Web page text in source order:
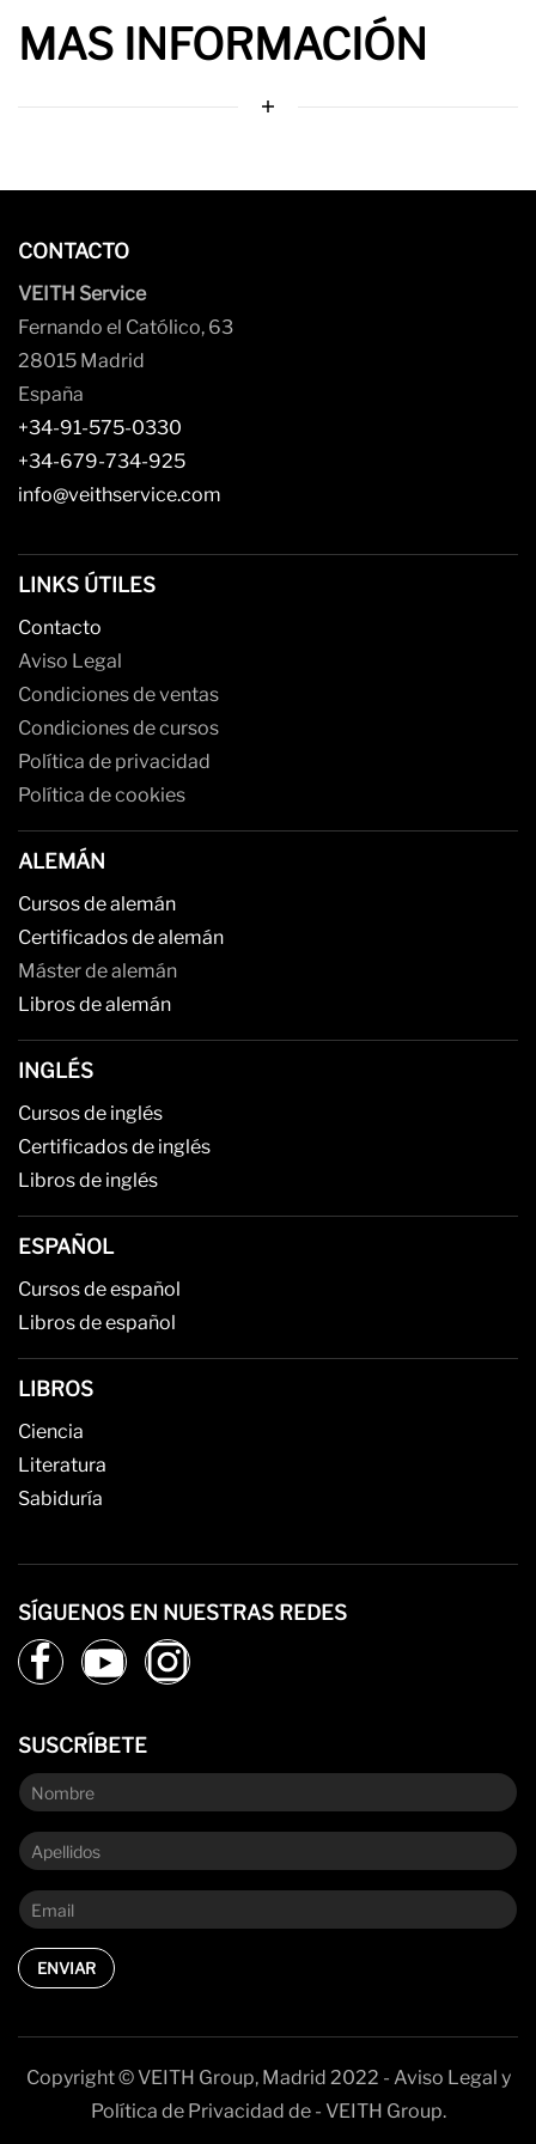
MAS INFORMACIÓN
CONTACTO
VEITH Service
Fernando el Católico, 63
28015 Madrid
España
+34-91-575-0330
+34-679-734-925
info@veithservice.com
LINKS ÚTILES
Contacto
Aviso Legal
Condiciones de ventas
Condiciones de cursos
Política de privacidad
Política de cookies
ALEMÁN
Cursos de alemán
Certificados de alemán
Máster de alemán
Libros de alemán
INGLÉS
Cursos de inglés
Certificados de inglés
Libros de inglés
ESPAÑOL
Cursos de español
Libros de español
LIBROS
Ciencia
Literatura
Sabiduría
SÍGUENOS EN NUESTRAS REDES
SUSCRÍBETE
ENVIAR
Copyright © VEITH Group, Madrid 2022 - Aviso Legal y
Política de Privacidad de - VEITH Group.